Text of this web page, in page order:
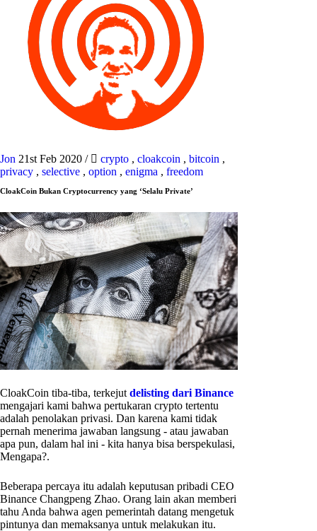
Jon 21st Feb 2020 / crypto , cloakcoin , bitcoin ,
privacy , selective , option , enigma , freedom
CloakCoin Bukan Cryptocurrency yang ‘Selalu Private’
CloakCoin tiba-tiba, terkejut delisting dari Binance
mengajari kami bahwa pertukaran crypto tertentu
adalah penolakan privasi. Dan karena kami tidak
pernah menerima jawaban langsung - atau jawaban
apa pun, dalam hal ini - kita hanya bisa berspekulasi,
Mengapa?.
Beberapa percaya itu adalah keputusan pribadi CEO
Binance Changpeng Zhao. Orang lain akan memberi
tahu Anda bahwa agen pemerintah datang mengetuk
pintunya dan memaksanya untuk melakukan itu.